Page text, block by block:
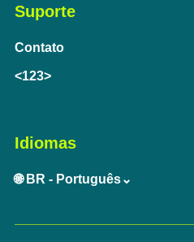
Suporte
Contato
<123>
Idiomas
🌐 BR - Português⌄